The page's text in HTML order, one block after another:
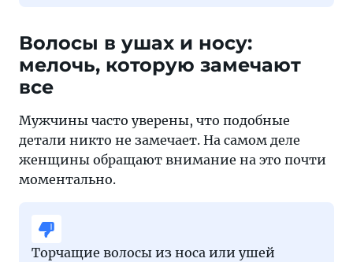
Волосы в ушах и носу:
мелочь, которую замечают
все
Мужчины часто уверены, что подобные
детали никто не замечает. На самом деле
женщины обращают внимание на это почти
моментально.
Торчащие волосы из носа или ушей